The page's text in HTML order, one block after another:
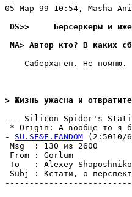
05 Мар 99 10:54, Masha
DS>>     Берсеркеры и
MA> Автор кто? В каких
    Саберхаген. Не помню.
> Жизнь ужасна и
--- Silicon Spider's
* Origin: А вообще-то я
- SU.SF&F.FANDOM
Msg
From : Gorlum
To   : Alexey
Subj : Кстати, о